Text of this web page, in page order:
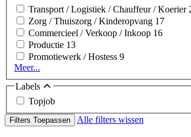
Transport / Logistiek / Chauffeur / Koerier
Zorg / Thuiszorg / Kinderopvang 17
Commercieel / Verkoop / Inkoop 16
Productie 13
Promotiewerk / Hostess 9
Meer...
Labels
Topjob
Filters Toepassen Alle filters wissen